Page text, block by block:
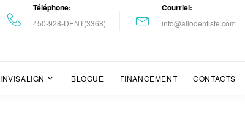
Téléphone
450-928-DENT(3368)
Courriel
info@allodentiste.com
INVISALIGN BLOGUE FINANCEMENT CONTACTS